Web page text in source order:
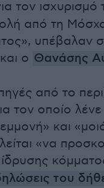
τον ισχυρισμό
από τη
υπέβαλαν
ο Θανάσης
από το
τον οποίο λένε
και
«να
του